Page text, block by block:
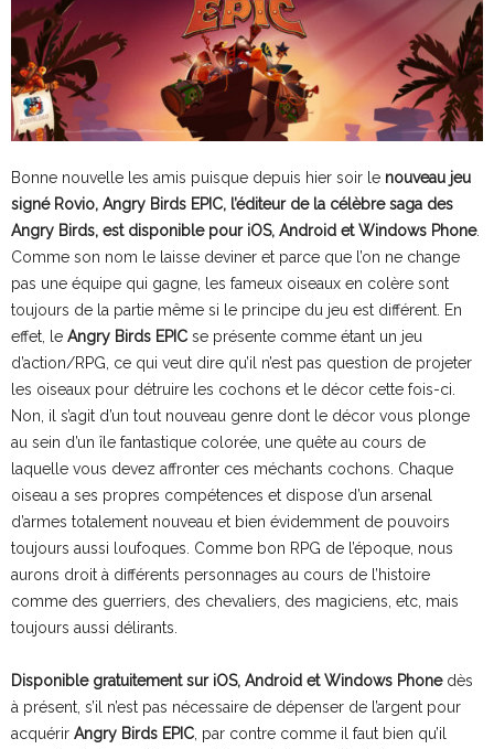
Bonne nouvelle les amis puisque depuis hier soir le nouveau jeu
signé Rovio, Angry Birds EPIC, l’éditeur de la célèbre saga des
Angry Birds, est disponible pour iOS, Android et Windows Phone.
Comme son nom le laisse deviner et parce que l’on ne change
pas une équipe qui gagne, les fameux oiseaux en colère sont
toujours de la partie même si le principe du jeu est différent. En
effet, le Angry Birds EPIC se présente comme étant un jeu
d’action/RPG, ce qui veut dire qu’il n’est pas question de projeter
les oiseaux pour détruire les cochons et le décor cette fois-ci.
Non, il s’agit d’un tout nouveau genre dont le décor vous plonge
au sein d’un île fantastique colorée, une quête au cours de
laquelle vous devez affronter ces méchants cochons. Chaque
oiseau a ses propres compétences et dispose d’un arsenal
d’armes totalement nouveau et bien évidemment de pouvoirs
toujours aussi loufoques. Comme bon RPG de l’époque, nous
aurons droit à différents personnages au cours de l’histoire
comme des guerriers, des chevaliers, des magiciens, etc, mais
toujours aussi délirants.
Disponible gratuitement sur iOS, Android et Windows Phonedès
à présent, s’il n’est pas nécessaire de dépenser de l’argent pour
acquérir Angry Birds EPIC , par contre comme il faut bien qu’il